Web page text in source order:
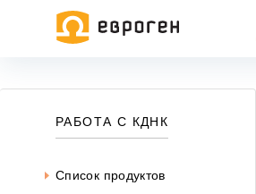
РАБОТА С КДНК
Список продуктов